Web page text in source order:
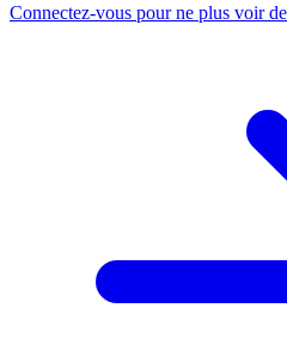
Connectez-vous pour ne plus voir